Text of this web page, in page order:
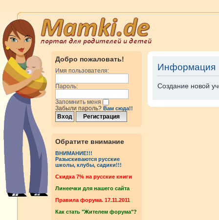
Добро пожаловать!
Имя пользователя:
Пароль:
Запомнить меня
Забыли пароль? Вам сюда!!
Обратите внимание
ВНИМАНИЕ!!!
Разыскиваются русские
школы, клубы, садики!!!
Cкидка 7% на русские книги
Линеечки для нашего сайта
Правила форума. 17.11.2011
Как стать "Жителем форума"?
Информация
Создание новой